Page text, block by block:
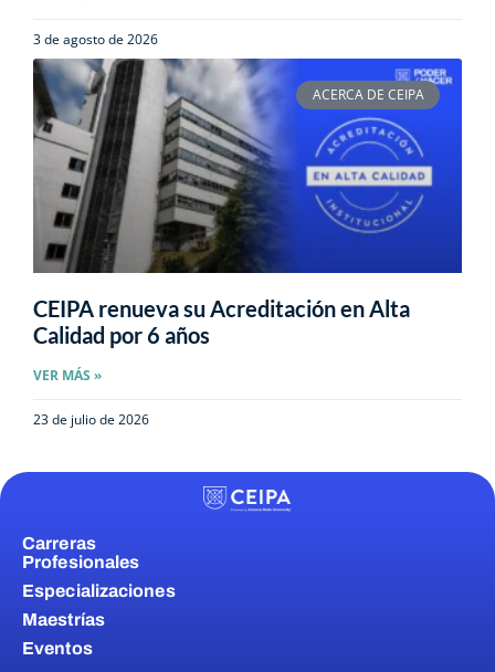
3 de agosto de 2026
ACERCA DE CEIPA
CEIPA renueva su Acreditación en Alta
Calidad por 6 años
VER MÁS »
23 de julio de 2026
Carreras
Profesionales
Especializaciones
Maestrías
Eventos